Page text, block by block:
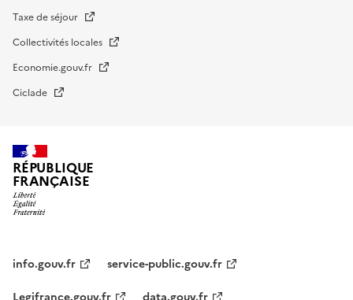
Taxe de séjour
Collectivités locales
Economie.gouv.fr
Ciclade
RÉPUBLIQUE
FRANÇAISE
institutionnel
info.gouv.fr
service-public.gouv.fr